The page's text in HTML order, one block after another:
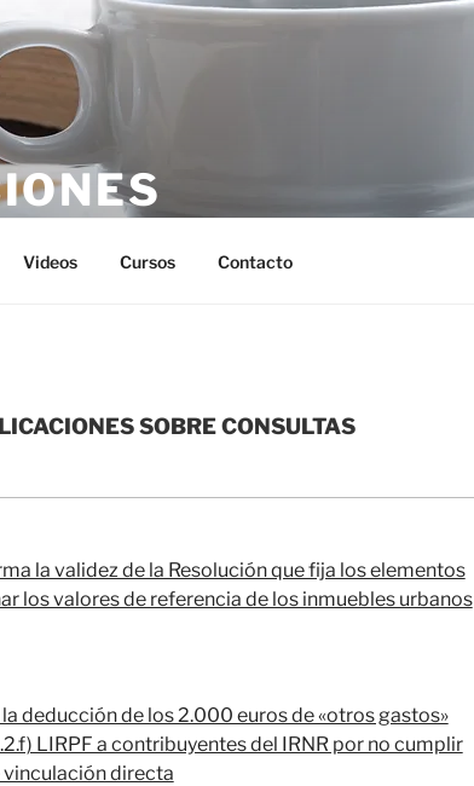
Videos Cursos Contacto
SOBRE CONSULTAS
la validez de la Resolución que fija los elementos
los valores de referencia de los inmuebles urbanos
la deducción de los 2.000 euros de «otros gastos»
LIRPF a contribuyentes del IRNR por no cumplir
directa